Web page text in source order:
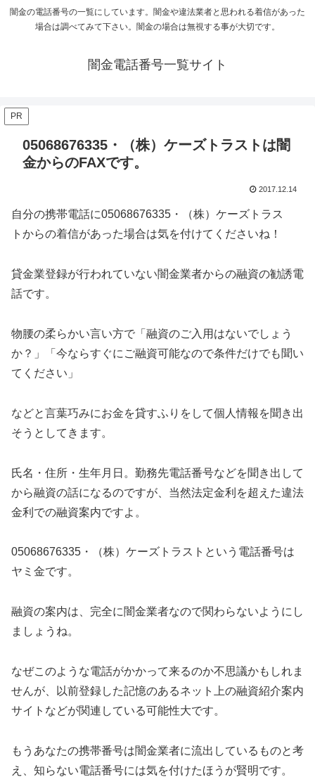
闇金の電話番号の一覧にしています。闇金や違法業者と思われる着信があった
場合は調べてみて下さい。闇金の場合は無視する事が大切です。
闇金電話番号一覧サイト
PR
05068676335・（株）ケーズトラストは闇
金からのFAXです。
2017.12.14
自分の携帯電話に05068676335・（株）ケーズトラス
ト からの着信があった場合は気を付けてくださいね！
貸金業登録が行われていない闇金業者からの融資の勧誘電
話です。
物腰の柔らかい言い方で「融資のご入用はないでしょう
か？」「今ならすぐにご融資可能なので条件だけでも聞い
てください」
などと言葉巧みにお金を貸すふりをして個人情報を聞き出
そうとしてきます。
氏名・住所・生年月日。勤務先電話番号などを聞き出して
から融資の話になるのですが、当然法定金利を超えた違法
金利での融資案内ですよ。
05068676335・（株）ケーズトラスト という電話番号は
ヤミ金です。
融資の案内は、完全に闇金業者なので関わらないようにし
ましょうね。
なぜこのような電話がかかって来るのか不思議かもしれま
せんが、以前登録した記憶のあるネット上の融資紹介案内
サイトなどが関連している可能性大です。
もうあなたの携帯番号は闇金業者に流出しているものと考
え、知らない電話番号には気を付けたほうが賢明です。